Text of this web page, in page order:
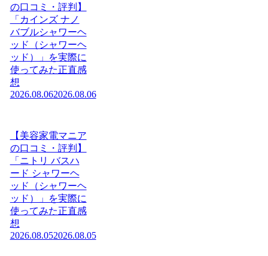
の口コミ・評判】
「カインズ ナノ
バブルシャワーヘ
ッド（シャワーヘ
ッド）」を実際に
使ってみた正直感
想
2026.08.062026.08.06
【美容家電マニア
の口コミ・評判】
「ニトリ バスハ
ード シャワーヘ
ッド（シャワーヘ
ッド）」を実際に
使ってみた正直感
想
2026.08.052026.08.05